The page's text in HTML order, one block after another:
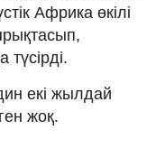
Африка өкілі
екі жылдай
жоқ.